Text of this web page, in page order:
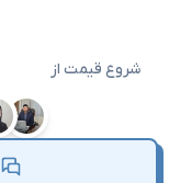
شروع قیمت از